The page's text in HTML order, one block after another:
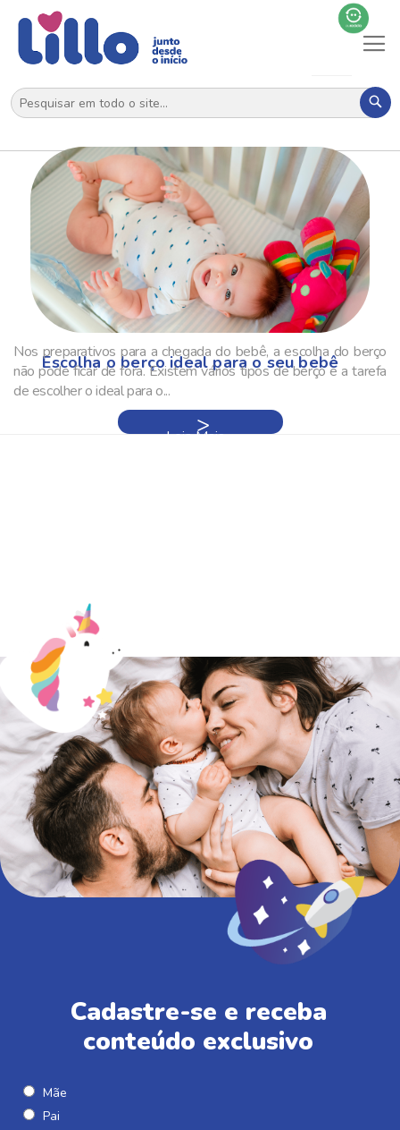
Escolha o berço ideal para o seu bebê
Nos preparativos para a chegada do bebê, a escolha do berço
não pode ficar de fora. Existem vários tipos de berço e a tarefa
de escolher o ideal para o...
Leia Mais »
Cadastre-se e receba
conteúdo exclusivo
Mãe
Pai